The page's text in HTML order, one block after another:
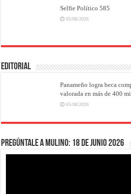
Selfie Político 585
05/08/2026
EDITORIAL
Panameño logra beca
valorada en más de 400
05/08/2026
Pregúntale a Mulino: 18 de junio 2026